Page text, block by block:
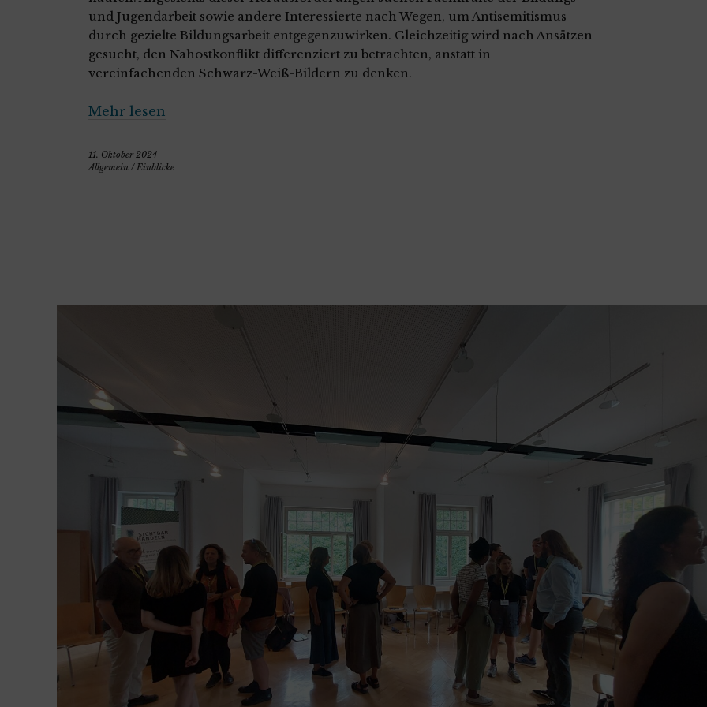
und Jugendarbeit sowie andere Interessierte nach Wegen, um Antisemitismus
durch gezielte Bildungsarbeit entgegenzuwirken. Gleichzeitig wird nach Ansätzen
gesucht, den Nahostkonflikt differenziert zu betrachten, anstatt in
vereinfachenden Schwarz-Weiß-Bildern zu denken.
Mehr lesen
11. Oktober 2024
Allgemein /Einblicke